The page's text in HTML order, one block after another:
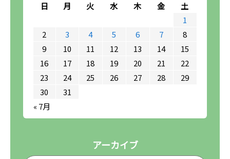
日 月 火 水 木 金
土
1
2
3 4 5 6 7
8
9
10 11 12 13 14
15
16
17 18 19 20 21
22
23
24 25 26 27 28
29
30
31
« 7月
アーカイブ